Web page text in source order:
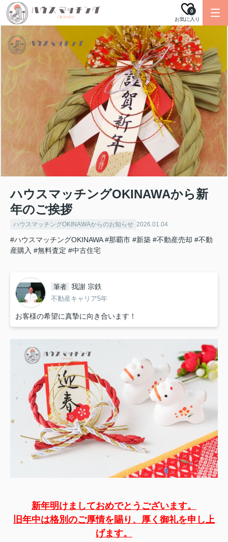
お気に入り
0
ハウスマッチングOKINAWAから新
年のご挨拶
ハウスマッチングOKINAWAからのお知らせ 2026.01.04
#ハウスマッチングOKINAWA #那覇市 #新築 #不動産売却 #不動
産購入 #無料査定 #中古住宅
筆者 我謝 宗鉄
不動産キャリア5年
お客様の希望に真摯に向き合います！
新年明けましておめでとうございます。
旧年中は格別のご厚情を賜り、厚く御礼を申し上
げます。